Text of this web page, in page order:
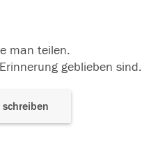
man teilen.
geblieben sind.